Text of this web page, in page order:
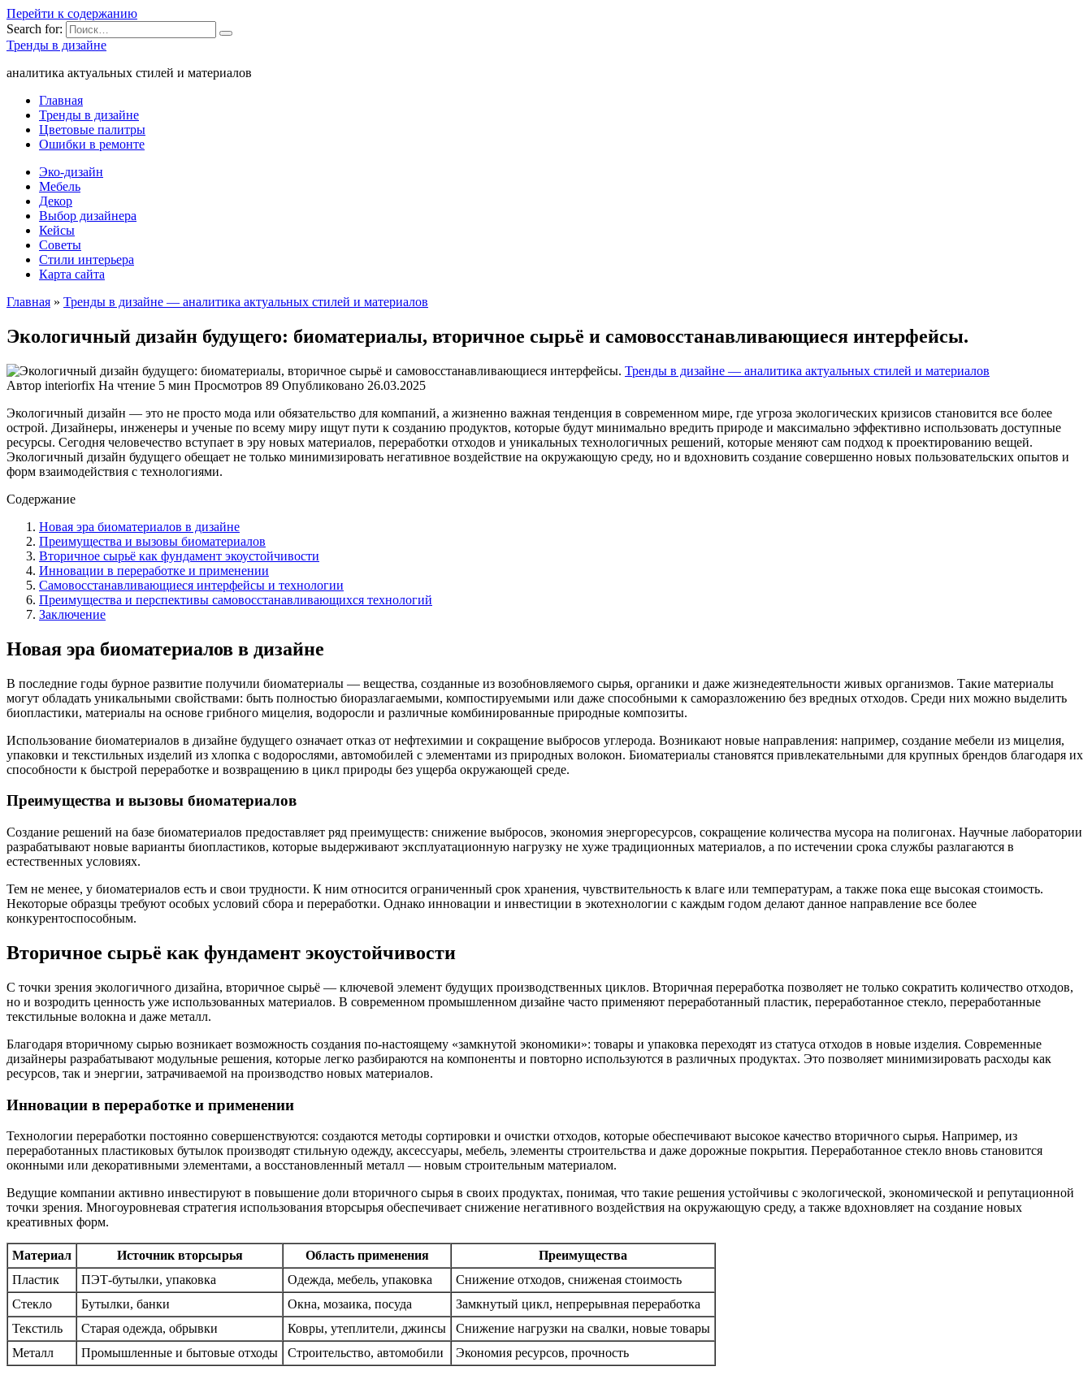
Перейти к содержанию
Search for:
Тренды в дизайне
аналитика актуальных стилей и материалов
Главная
Тренды в дизайне
Цветовые палитры
Ошибки в ремонте
Эко-дизайн
Мебель
Декор
Выбор дизайнера
Кейсы
Советы
Стили интерьера
Карта сайта
Главная » Тренды в дизайне — аналитика актуальных стилей и материалов
Экологичный дизайн будущего: биоматериалы, вторичное сырьё и самовосстанавливающиеся интерфейсы.
Тренды в дизайне — аналитика актуальных стилей и материалов
Автор interiorfix На чтение 5 мин Просмотров 89 Опубликовано 26.03.2025
Экологичный дизайн — это не просто мода или обязательство для компаний, а жизненно важная тенденция в современном мире, где угроза экологических кризисов становится все более
острой. Дизайнеры, инженеры и ученые по всему миру ищут пути к созданию продуктов, которые будут минимально вредить природе и максимально эффективно использовать доступные
ресурсы. Сегодня человечество вступает в эру новых материалов, переработки отходов и уникальных технологичных решений, которые меняют сам подход к проектированию вещей.
Экологичный дизайн будущего обещает не только минимизировать негативное воздействие на окружающую среду, но и вдохновить создание совершенно новых пользовательских опытов и
форм взаимодействия с технологиями.
Содержание
Новая эра биоматериалов в дизайне
Преимущества и вызовы биоматериалов
Вторичное сырьё как фундамент экоустойчивости
Инновации в переработке и применении
Самовосстанавливающиеся интерфейсы и технологии
Преимущества и перспективы самовосстанавливающихся технологий
Заключение
Новая эра биоматериалов в дизайне
В последние годы бурное развитие получили биоматериалы — вещества, созданные из возобновляемого сырья, органики и даже жизнедеятельности живых организмов. Такие материалы
могут обладать уникальными свойствами: быть полностью биоразлагаемыми, компостируемыми или даже способными к саморазложению без вредных отходов. Среди них можно выделить
биопластики, материалы на основе грибного мицелия, водоросли и различные комбинированные природные композиты.
Использование биоматериалов в дизайне будущего означает отказ от нефтехимии и сокращение выбросов углерода. Возникают новые направления: например, создание мебели из мицелия,
упаковки и текстильных изделий из хлопка с водорослями, автомобилей с элементами из природных волокон. Биоматериалы становятся привлекательными для крупных брендов благодаря их
способности к быстрой переработке и возвращению в цикл природы без ущерба окружающей среде.
Преимущества и вызовы биоматериалов
Создание решений на базе биоматериалов предоставляет ряд преимуществ: снижение выбросов, экономия энергоресурсов, сокращение количества мусора на полигонах. Научные лаборатории
разрабатывают новые варианты биопластиков, которые выдерживают эксплуатационную нагрузку не хуже традиционных материалов, а по истечении срока службы разлагаются в
естественных условиях.
Тем не менее, у биоматериалов есть и свои трудности. К ним относится ограниченный срок хранения, чувствительность к влаге или температурам, а также пока еще высокая стоимость.
Некоторые образцы требуют особых условий сбора и переработки. Однако инновации и инвестиции в экотехнологии с каждым годом делают данное направление все более
конкурентоспособным.
Вторичное сырьё как фундамент экоустойчивости
С точки зрения экологичного дизайна, вторичное сырьё — ключевой элемент будущих производственных циклов. Вторичная переработка позволяет не только сократить количество отходов,
но и возродить ценность уже использованных материалов. В современном промышленном дизайне часто применяют переработанный пластик, переработанное стекло, переработанные
текстильные волокна и даже металл.
Благодаря вторичному сырью возникает возможность создания по-настоящему «замкнутой экономики»: товары и упаковка переходят из статуса отходов в новые изделия. Современные
дизайнеры разрабатывают модульные решения, которые легко разбираются на компоненты и повторно используются в различных продуктах. Это позволяет минимизировать расходы как
ресурсов, так и энергии, затрачиваемой на производство новых материалов.
Инновации в переработке и применении
Технологии переработки постоянно совершенствуются: создаются методы сортировки и очистки отходов, которые обеспечивают высокое качество вторичного сырья. Например, из
переработанных пластиковых бутылок производят стильную одежду, аксессуары, мебель, элементы строительства и даже дорожные покрытия. Переработанное стекло вновь становится
оконными или декоративными элементами, а восстановленный металл — новым строительным материалом.
Ведущие компании активно инвестируют в повышение доли вторичного сырья в своих продуктах, понимая, что такие решения устойчивы с экологической, экономической и репутационной
точки зрения. Многоуровневая стратегия использования вторсырья обеспечивает снижение негативного воздействия на окружающую среду, а также вдохновляет на создание новых
креативных форм.
Материал Источник вторсырья Область применения
Преимущества
Пластик
ПЭТ-бутылки, упаковка Одежда, мебель, упаковка
Снижение отходов, сниженая стоимость
Стекло
Бутылки, банки Окна, мозаика, посуда
Замкнутый цикл, непрерывная переработка
Текстиль
Старая одежда, обрывки Ковры, утеплители, джинсы
Снижение нагрузки на свалки, новые товары
Металл
Промышленные и бытовые отходы Строительство, автомобили Экономия ресурсов, прочность